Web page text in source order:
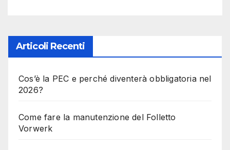
Articoli Recenti
Cos’è la PEC e perché diventerà obbligatoria nel
2026?
Come fare la manutenzione del Folletto
Vorwerk